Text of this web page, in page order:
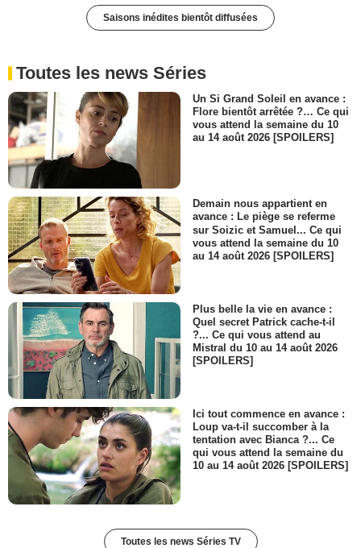
Saisons inédites bientôt diffusées
Toutes les news Séries
Un Si Grand Soleil en avance :
Flore bientôt arrêtée ?… Ce qui
vous attend la semaine du 10
au 14 août 2026 [SPOILERS]
Demain nous appartient en
avance : Le piège se referme
sur Soizic et Samuel... Ce qui
vous attend la semaine du 10
au 14 août 2026 [SPOILERS]
Plus belle la vie en avance :
Quel secret Patrick cache-t-il
?... Ce qui vous attend au
Mistral du 10 au 14 août 2026
[SPOILERS]
Ici tout commence en avance :
Loup va-t-il succomber à la
tentation avec Bianca ?... Ce
qui vous attend la semaine du
10 au 14 août 2026 [SPOILERS]
Toutes les news Séries TV